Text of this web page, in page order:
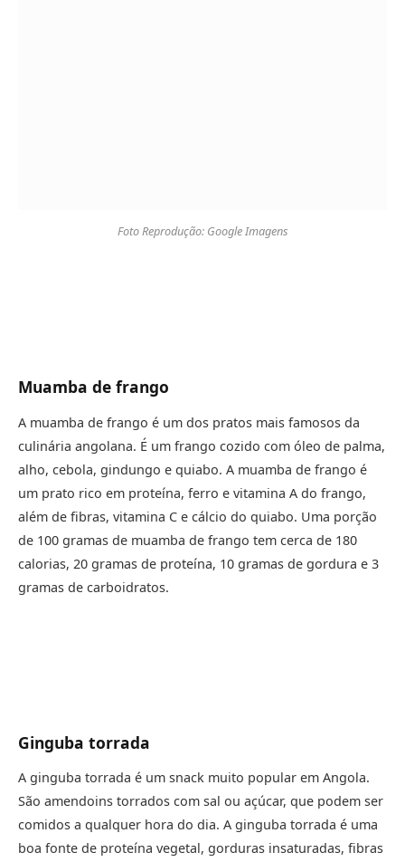
Foto Reprodução: Google Imagens
Muamba de frango
A muamba de frango é um dos pratos mais famosos da
culinária angolana. É um frango cozido com óleo de palma,
alho, cebola, gindungo e quiabo. A muamba de frango é
um prato rico em proteína, ferro e vitamina A do frango,
além de fibras, vitamina C e cálcio do quiabo. Uma porção
de 100 gramas de muamba de frango tem cerca de 180
calorias, 20 gramas de proteína, 10 gramas de gordura e 3
gramas de carboidratos.
Ginguba torrada
A ginguba torrada é um snack muito popular em Angola.
São amendoins torrados com sal ou açúcar, que podem ser
comidos a qualquer hora do dia. A ginguba torrada é uma
boa fonte de proteína vegetal, gorduras insaturadas, fibras